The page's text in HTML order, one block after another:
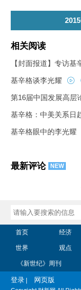
相关阅读
【封面报道】专访基
基辛格谈李光耀
第16届中国发展高层
基辛格：中美关系日
基辛格眼中的李光耀
最新评论 NEW
首页 经济
世界 观点
《新世纪》周刊
登录 网页版